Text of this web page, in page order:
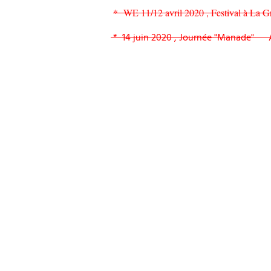
* WE 11/12 avril 2020 , Festival à La
* 14 juin 2020 , Journée "Manade"